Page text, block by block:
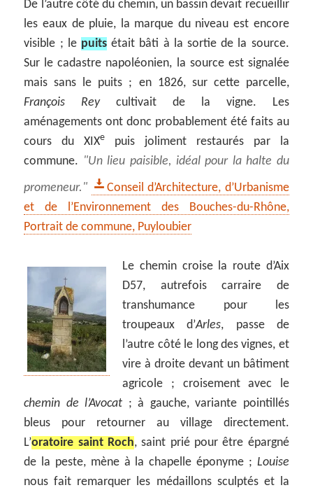
De l’autre côté du chemin, un bassin devait recueillir
les eaux de pluie, la marque du niveau est encore
visible ; le puits était bâti à la sortie de la source.
Sur le cadastre napoléonien, la source est signalée
mais sans le puits ; en 1826, sur cette parcelle,
François Reycultivait de la vigne. Les
aménagements ont donc probablement été faits au
cours du XIXe
puis joliment restaurés par la
commune.
Un lieu paisible, idéal pour la halte du
promeneur.
Conseil d’Architecture, d’Urbanisme
et de l’Environnement des Bouches-du-Rhône,
Portrait de commune, Puyloubier
Le chemin croise la route d’Aix
D57, autrefois carraire de
transhumance pour les
troupeaux d’Arles, passe de
l’autre côté le long des vignes, et
vire à droite devant un bâtiment
agricole ; croisement avec le
chemin de l’Avocat ; à gauche, variante pointillés
bleus pour retourner au village directement.
L’oratoire saint Roch, saint prié pour être épargné
de la peste, mène à la chapelle éponyme ; Louise
nous fait remarquer les médaillons sculptés et la